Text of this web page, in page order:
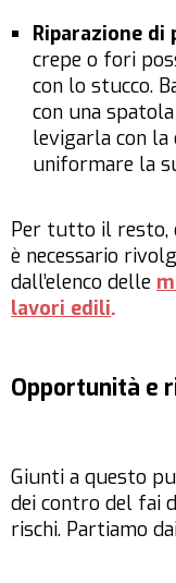
Riparazione di
crepe o fori
con lo stucco.
con una
levigarla con
uniformare la
Per tutto il resto,
è necessario
dall’elenco delle
lavori edili.
Opportunità e
Giunti a questo
dei contro del fai
rischi. Partiamo